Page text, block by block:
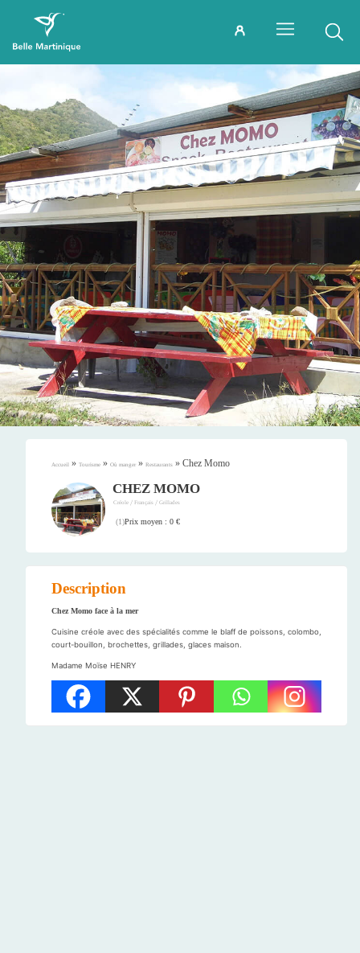
Accueil » Tourisme » Où manger » Restaurants » Chez Momo
CHEZ MOMO
Créole / Français /Grillades
(1)Prix moyen : 0 €
Description
Chez Momo face à la mer
Cuisine créole avec des spécialités comme le blaff de poissons, colombo,
court-bouillon, brochettes, grillades, glaces maison.
Madame Moïse HENRY